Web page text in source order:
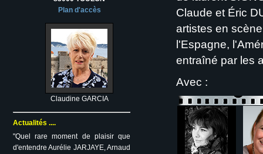
Plan d'accès
Claudine GARCIA
Actualités ....
"Quel rare moment de plaisir que
d'entendre Aurélie JARJAYE, Arnaud
Claude et Éric
artistes en
l'Espagne,
entraîné par les
Avec :